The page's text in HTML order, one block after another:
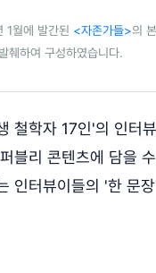
월에 발간된 <자존가들>의
췌하여 구성하였습니다.
철학자 17인'의 인터
블리 콘텐츠에 담을
인터뷰이들의 '한 문